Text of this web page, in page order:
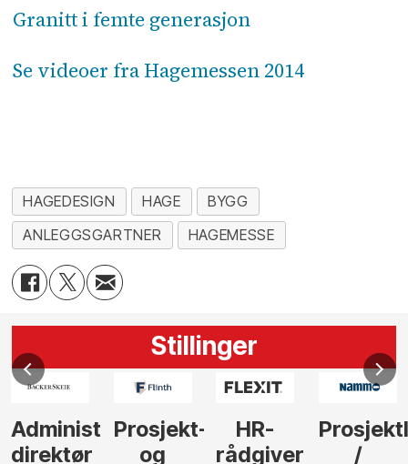
Granitt i femte generasjon
Se videoer fra Hagemessen 2014
HAGEDESIGN HAGE
BYGG
ANLEGGSGARTNER
HAGEMESSE
Stillinger
Administrerende
direktør
Prosjekt-
og
HR-
rådgiver
/